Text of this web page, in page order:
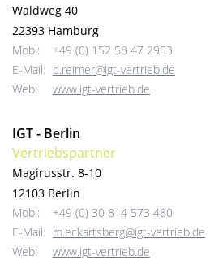
Waldweg 40
22393 Hamburg
Mob.:
+49 (0) 152 58 47 2953
E-Mail: d.reimer@igt-vertrieb.de
Web:
www.igt-vertrieb.de
IGT - Berlin
Vertriebspartner
Magirusstr. 8-10
12103 Berlin
Mob.:
+49 (0) 30 814 573 480
E-Mail: m.eckartsberg@igt-vertrieb.de
Web:
www.igt-vertrieb.de